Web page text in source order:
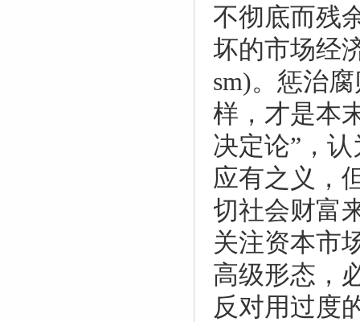
不彻底而残
坏的市场经
sm)。惩治
样，才是本
决定论”，
应有之义，
切社会财富
关注资本市
高级形态，
反对用过度